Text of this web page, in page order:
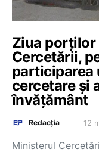
Ziua porților
Cercetării,
participarea
cercetare și
învățământ
Redacția 12
Ministerul